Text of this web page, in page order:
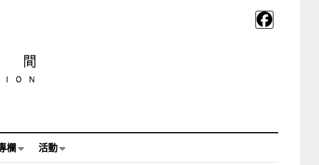
欄 活動